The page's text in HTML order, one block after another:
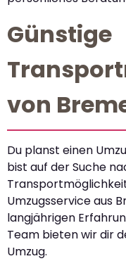
Günstige
von
Du planst einen
bist auf der Suche
Umzugsservice aus
langjährigen
Team bieten wir dir
Umzug.